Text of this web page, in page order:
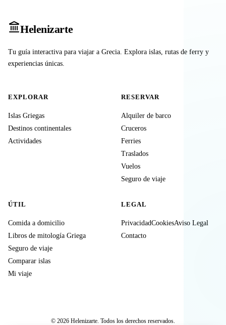
Helenizarte
Tu guía interactiva para viajar a Grecia. Explora islas, rutas de ferry y
experiencias únicas.
EXPLORAR
Islas Griegas
Destinos continentales
Actividades
RESERVAR
Alquiler de barco
Cruceros
Ferries
Traslados
Vuelos
Seguro de viaje
ÚTIL
Comida a domicilio
Libros de mitología Griega
Seguro de viaje
Comparar islas
Mi viaje
LEGAL
PrivacidadCookiesAviso Legal
Contacto
© 2026 Helenizarte. Todos los derechos reservados.